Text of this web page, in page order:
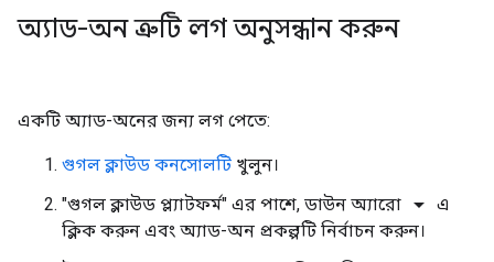
অ্যাড-অন ত্রুটি লগ অনুসন্ধান করুন
একটি অ্যাড-অনের জন্য লগ পেতে:
গুগল ক্লাউড কনসোলটি খুলুন।
"গুগল ক্লাউড প্ল্যাটফর্ম" এর পাশে, ডাউন অ্যারো arrow_drop_down এ
ক্লিক করুন এবং অ্যাড-অন প্রকল্পটি নির্বাচন করুন।